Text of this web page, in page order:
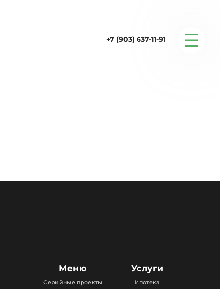
+7 (903) 637-11-91
Статьи
Меню
Серийные проекты
Услуги
Ипотека